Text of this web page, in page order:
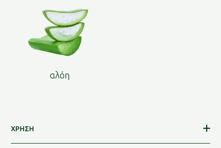
αλόη
ΧΡΗΣΗ